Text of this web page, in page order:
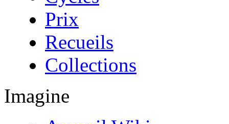
Prix
Recueils
Collections
Imagine